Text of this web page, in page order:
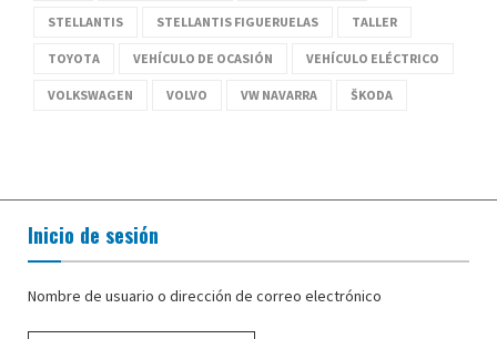
STELLANTIS STELLANTIS FIGUERUELAS TALLER
TOYOTA VEHÍCULO DE OCASIÓN VEHÍCULO ELÉCTRICO
VOLKSWAGEN VOLVO VW NAVARRA ŠKODA
Inicio de sesión
Nombre de usuario o dirección de correo electrónico